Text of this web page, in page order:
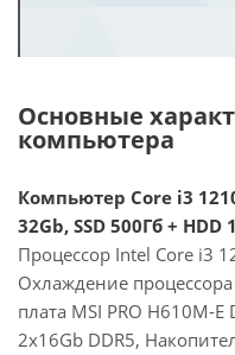
Основные
компьютера
Компьютер Core i3
32Gb, SSD 500Гб + HDD
Процессор Intel Core i3
Охлаждение процессора
плата MSI PRO H610M-
2x16Gb DDR5,